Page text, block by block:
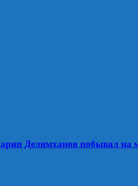
Делимханов побывал на